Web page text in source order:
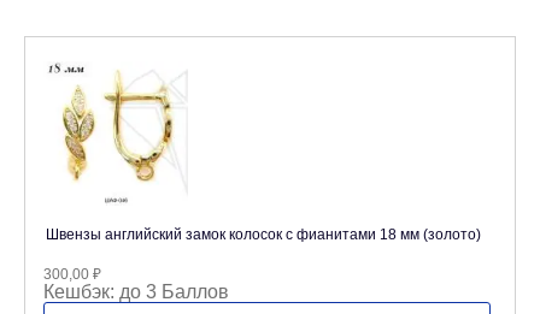
Швензы английский замок колосок с фианитами 18 мм (золото)
300,00 ₽
Кешбэк: до 3 Баллов